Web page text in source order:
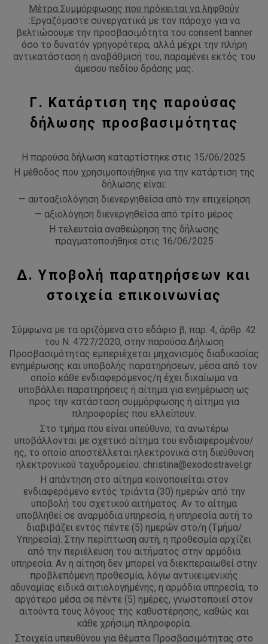
Μέτρα Συμμόρφωσης που πρόκειται να ληφθούν
:Εργαζόμαστε συνεργατικά με τον πάροχο για να
βελτιώσουμε την προσβασιμότητα του consent banner
όσο το δυνατόν γρηγορότερα, αλλά μέχρι την πλήρη
αντικατάσταση ή αναβάθμισή του, παραμένει εκτός του
άμεσου πεδίου δράσης μας.
Γ. Κατάρτιση της παρούσας
δήλωσης προσβασιμότητας
Η παρούσα δήλωση καταρτίστηκε στις 15/06/2025.
Η μέθοδος που χρησιμοποιήθηκε για την κατάρτιση της
δήλωσης είναι:
— αυτοαξιολόγηση διενεργηθείσα από την επιχείρηση
— αξιολόγηση διενεργηθείσα από τρίτο μέρος
Η τελευταία αναθεώρηση της δήλωσης
πραγματοποιήθηκε στις 16/06/2025
Δ. Υποβολή παρατηρήσεων και
στοιχεία επικοινωνίας
Σύμφωνα με τα οριζόμενα στο εδάφιο β, παρ. 4, άρθρ. 42
του Ν. 4727/2020, στην παρούσα Δήλωση
Προσβασιμότητας εμπεριέχεται μηχανισμός διαδικασίας
ενημέρωσης και υποβολής παρατηρήσεων, μέσα από τον
οποίο κάθε ενδιαφερόμενος/η έχει δικαίωμα να
υποβάλλει παρατηρήσεις ή αίτημα για ενημέρωση ως
προς την κατάσταση συμμόρφωσης ή αίτημα για
πληροφορίες που ελλείπουν.
Στο τμήμα που είναι υπεύθυνο, τα ανωτέρω
υποβάλλονται με σχετικό αίτημα του ενδιαφερομένου/
ης, το οποίο αποστέλλεται ηλεκτρονικά στη διεύθυνση
ηλεκτρονικού ταχυδρομείου: christina@exodostravel.gr
Η απάντηση στο αίτημα κοινοποιείται στον
ενδιαφερόμενο εντός τριάντα (30) ημερών από την
υποβολή του σχετικού αιτήματος. Αν το αίτημα
υποβληθεί σε αναρμόδια υπηρεσία, η υπηρεσία αυτή το
διαβιβάζει εντός πέντε (5) ημερών στο/η (Τμήμα/
Υπηρεσία). Στην περίπτωση αυτή, η προθεσμία αρχίζει
από την περιέλευση του αιτήματος στην αρμόδια
υπηρεσία. Αν η αίτηση δεν μπορεί να διεκπεραιωθεί στην
προβλεπόμενη προθεσμία, λόγω αντικειμενικής
αδυναμίας ειδικά αιτιολογημένης, η αρμόδια υπηρεσία, το
αργότερο μέσα σε πέντε (5) ημέρες, γνωστοποιεί στον
αιτούντα τους λόγους της καθυστέρησης, καθώς και
κάθε χρήσιμη πληροφορία.
Στοιχεία υπευθύνου για θέματα Προσβασιμότητας στο